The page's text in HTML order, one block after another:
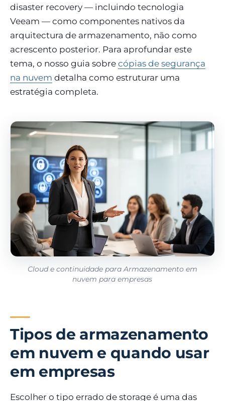
disaster recovery — incluindo tecnologia
Veeam — como componentes nativos da
arquitectura de armazenamento, não como
acrescento posterior. Para aprofundar este
tema, o nosso guia sobre cópias de segurança
na nuvem detalha como estruturar uma
estratégia completa.
Cloud e continuidade para Armazenamento em
nuvem para empresas
Tipos de armazenamento
em nuvem e quando usar
em empresas
Escolher o tipo errado de storage é uma das